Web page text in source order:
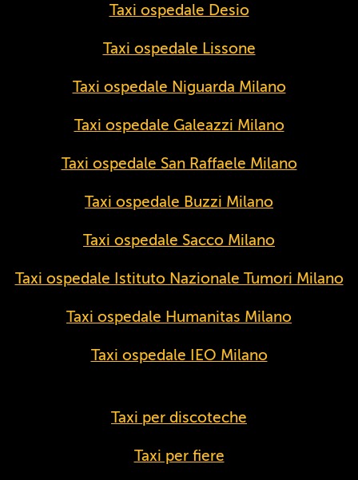
Taxi ospedale Desio
Taxi ospedale Lissone
Taxi ospedale Niguarda Milano
Taxi ospedale Galeazzi Milano
Taxi ospedale San Raffaele Milano
Taxi ospedale Buzzi Milano
Taxi ospedale Sacco Milano
Taxi ospedale Istituto Nazionale Tumori Milano
Taxi ospedale Humanitas Milano
Taxi ospedale IEO Milano
Taxi per discoteche
Taxi per fiere